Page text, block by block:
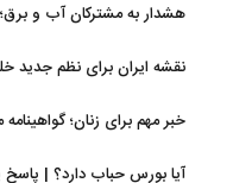
هشدار به مشترکان آب و
نقشه ایران برای نظم جدید
خبر مهم برای زنان؛
آیا بورس حباب دارد؟ | پاسخ یک